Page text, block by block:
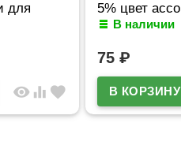
для
visibility equalizer favorite
5% цвет
девочки
В наличии
75 ₽